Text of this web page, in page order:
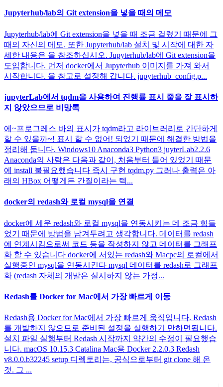
Jupyterhub/lab의 Git extension을 넣을 때의 메모
Jupyterhub/lab에 Git extension을 넣을 때 조금 걸렸기 때문에 그
때의 자신의 메모. 또한 Jupyterhub/lab 설치 및 시작에 대한 자
세한 내용은 을 참조하십시오. Jupyterhub/lab에 Git extension을
도입합니다. 먼저 docker에서 Jupyterhub 이미지를 가져 와서
시작합니다. 을 참고로 설정해 갑니다. jupyterhub_config.p...
jupyterLab에서 tqdm을 사용하여 진행률 표시 줄을 잘 표시하
지 않았으므로 비망록
에~프로그레스 바의 표시가 tqdm라고 라이브러리로 간단하게
할 수 있을까~! 표시 할 수 없어! 되었기 때문에 해결한 방법을
정리해 둡니다. Windows10 Anaconda3 Python3 juyterLab2.2.6
Anaconda의 사람은 다음과 같이, 처음부터 들어 있었기 때문
에 install 불필요했습니다 즉시 구현 tqdm.py 그러나 출력은 아
래의 HBox 어떻게든 간질이라는 텍...
docker의 redash와 로컬 mysql을 연결
docker에 세운 redash와 로컬 mysql을 연동시키는 데 조금 힘들
었기 때문에 방법을 남겨두려고 생각합니다. 데이터를 redash
에 연계시킴으로써 코드 등을 작성하지 않고 데이터를 그래프
화 할 수 있습니다 docker에 서있는 redash와 Macpc의 로컬에서
실행중인 mysql을 연동시킨다 mysql 데이터를 redash로 그래프
화 (redash 자체의 개발은 실시하지 않는 가정...
Redash를 Docker for Mac에서 가장 빠르게 이동
Redash용 Docker for Mac에서 가장 빠르게 움직입니다. Redash
를 개발하지 않으므로 준비된 설정을 실행하기 만하면됩니다.
설치 파일 실행부터 Redash 시작까지 약간의 수정이 필요했습
니다. macOS 10.15.3 Catalina Mac용 Docker 2.2.0.3 Redash
v8.0.0.b32245 setup 디렉토리는, 공식으로부터 git clone 해 온
것. 그 ...